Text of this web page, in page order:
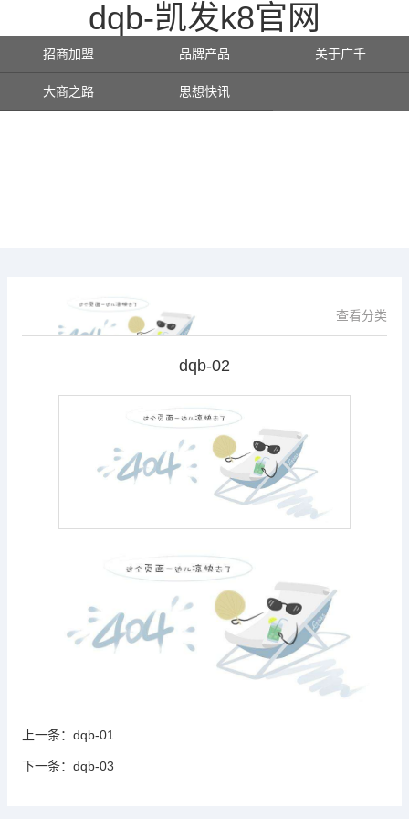
dqb-凯发k8官网
招商加盟 品牌产品 关于广千
大商之路 思想快讯
查看分类
dqb-02
上一条： dqb-01
下一条： dqb-03